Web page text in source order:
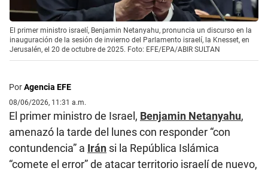
El primer ministro israelí, Benjamin Netanyahu, pronuncia un discurso en la
inauguración de la sesión de invierno del Parlamento israelí, la Knesset, en
Jerusalén, el 20 de octubre de 2025. Foto: EFE/EPA/ABIR SULTAN
PorAgencia EFE
08/06/2026, 11:31 a.m.
El primer ministro de Israel, Benjamin Netanyahu,
amenazó la tarde del lunes con responder “con
contundencia” a Irán si la República Islámica
“comete el error” de atacar territorio israelí de nuevo,